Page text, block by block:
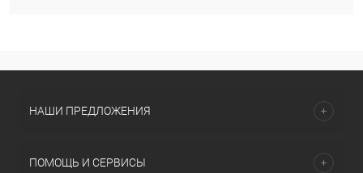
НАШИ ПРЕДЛОЖЕНИЯ
ПОМОЩЬ И СЕРВИСЫ